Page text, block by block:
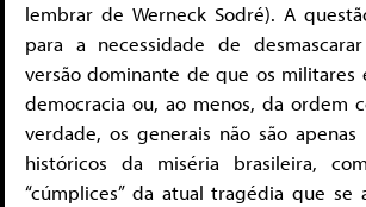
lembrar de Werneck Sodré). A
para a necessidade de
versão dominante de que os militares
democracia ou, ao menos, da ordem
verdade, os generais não são
históricos da miséria brasileira,
“cúmplices” da atual tragédia que se